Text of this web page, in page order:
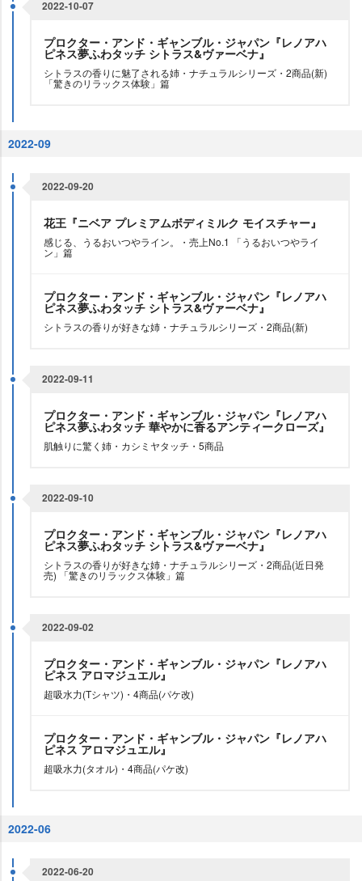
2022-10-07
プロクター・アンド・ギャンブル・ジャパン『レノアハ
ピネス夢ふわタッチ シトラス&ヴァーベナ』
シトラスの香りに魅了される姉・ナチュラルシリーズ・2商品(新)
「驚きのリラックス体験」篇
2022-09
2022-09-20
花王『ニベア プレミアムボディミルク モイスチャー』
感じる、うるおいつやライン。・売上No.1 「うるおいつやライ
ン」篇
プロクター・アンド・ギャンブル・ジャパン『レノアハ
ピネス夢ふわタッチ シトラス&ヴァーベナ』
シトラスの香りが好きな姉・ナチュラルシリーズ・2商品(新)
2022-09-11
プロクター・アンド・ギャンブル・ジャパン『レノアハ
ピネス夢ふわタッチ 華やかに香るアンティークローズ』
肌触りに驚く姉・カシミヤタッチ・5商品
2022-09-10
プロクター・アンド・ギャンブル・ジャパン『レノアハ
ピネス夢ふわタッチ シトラス&ヴァーベナ』
シトラスの香りが好きな姉・ナチュラルシリーズ・2商品(近日発
売) 「驚きのリラックス体験」篇
2022-09-02
プロクター・アンド・ギャンブル・ジャパン『レノアハ
ピネス アロマジュエル』
超吸水力(Tシャツ)・4商品(パケ改)
プロクター・アンド・ギャンブル・ジャパン『レノアハ
ピネス アロマジュエル』
超吸水力(タオル)・4商品(パケ改)
2022-06
2022-06-20